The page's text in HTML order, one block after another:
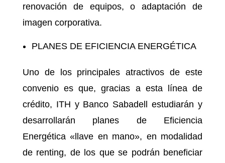
renovación de equipos, o adaptación de
imagen corporativa.
PLANES DE EFICIENCIA ENERGÉTICA
Uno de los principales atractivos de este
convenio es que, gracias a esta línea de
crédito, ITH y Banco Sabadell estudiarán y
desarrollarán planes de Eficiencia
Energética «llave en mano», en modalidad
de renting, de los que se podrán beneficiar